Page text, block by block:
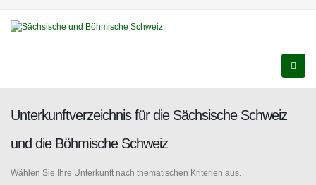
Unterkunftverzeichnis für die Sächsische Schweiz
und die Böhmische Schweiz
Wählen Sie Ihre Unterkunft nach thematischen Kriterien aus.